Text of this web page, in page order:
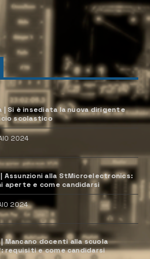
| Si è insediata la nuova dirigente
scolastico
2024
Assunzioni alla StMicroelectronics:
aperte e come candidarsi
2024
| Mancano docenti alla scuola
requisiti e come candidarsi